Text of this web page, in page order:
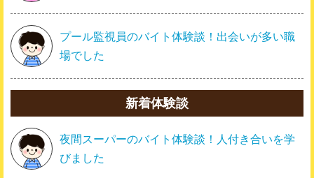
プール監視員のバイト体験談！出会いが多い職
場でした
新着体験談
夜間スーパーのバイト体験談！人付き合いを学
びました